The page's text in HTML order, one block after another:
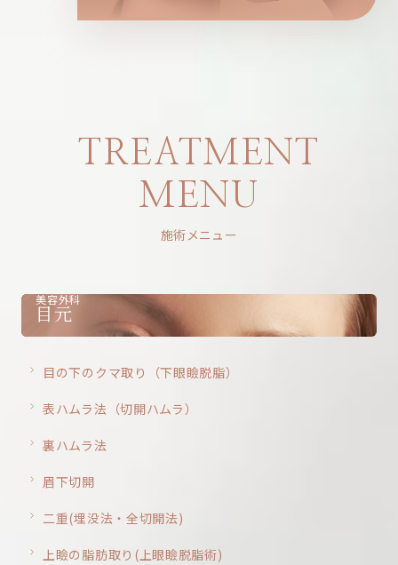
TREATMENT
MENU
施術メニュー
美容外科
目元
目の下のクマ取り（下眼瞼脱脂）
表ハムラ法（切開ハムラ）
裏ハムラ法
眉下切開
二重(埋没法・全切開法)
上瞼の脂肪取り(上眼瞼脱脂術)